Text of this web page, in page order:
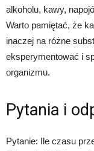
alkoholu, kawy,
Warto pamiętać, że
inaczej na różne
eksperymentować i
organizmu.
Pytania i
Pytanie: Ile czasu